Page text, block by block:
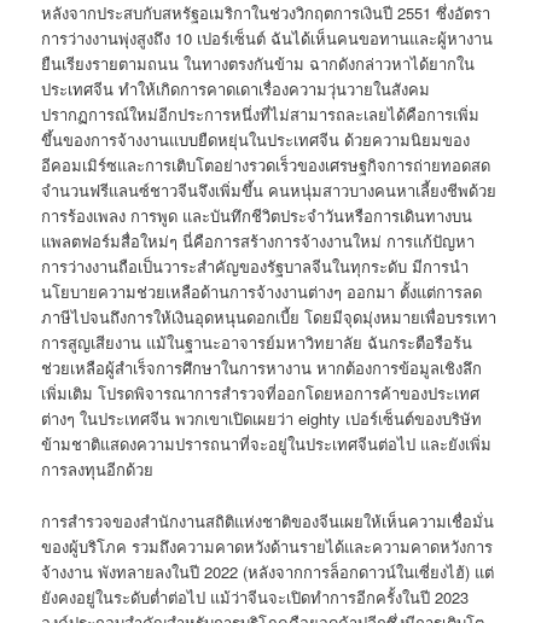
หลังจากประสบกับสหรัฐอเมริกาในช่วงวิกฤตการเงินปี 2551 ซึ่งอัตรา
การว่างงานพุ่งสูงถึง 10 เปอร์เซ็นต์ ฉันได้เห็นคนขอทานและผู้หางาน
ยืนเรียงรายตามถนน ในทางตรงกันข้าม ฉากดังกล่าวหาได้ยากใน
ประเทศจีน ทำให้เกิดการคาดเดาเรื่องความวุ่นวายในสังคม
ปรากฏการณ์ใหม่อีกประการหนึ่งที่ไม่สามารถละเลยได้คือการเพิ่ม
ขึ้นของการจ้างงานแบบยืดหยุ่นในประเทศจีน ด้วยความนิยมของ
อีคอมเมิร์ซและการเติบโตอย่างรวดเร็วของเศรษฐกิจการถ่ายทอดสด
จำนวนฟรีแลนซ์ชาวจีนจึงเพิ่มขึ้น คนหนุ่มสาวบางคนหาเลี้ยงชีพด้วย
การร้องเพลง การพูด และบันทึกชีวิตประจำวันหรือการเดินทางบน
แพลตฟอร์มสื่อใหม่ๆ นี่คือการสร้างการจ้างงานใหม่ การแก้ปัญหา
การว่างงานถือเป็นวาระสำคัญของรัฐบาลจีนในทุกระดับ มีการนำ
นโยบายความช่วยเหลือด้านการจ้างงานต่างๆ ออกมา ตั้งแต่การลด
ภาษีไปจนถึงการให้เงินอุดหนุนดอกเบี้ย โดยมีจุดมุ่งหมายเพื่อบรรเทา
การสูญเสียงาน แม้ในฐานะอาจารย์มหาวิทยาลัย ฉันกระตือรือร้น
ช่วยเหลือผู้สำเร็จการศึกษาในการหางาน หากต้องการข้อมูลเชิงลึก
เพิ่มเติม โปรดพิจารณาการสำรวจที่ออกโดยหอการค้าของประเทศ
ต่างๆ ในประเทศจีน พวกเขาเปิดเผยว่า eighty เปอร์เซ็นต์ของบริษัท
ข้ามชาติแสดงความปรารถนาที่จะอยู่ในประเทศจีนต่อไป และยังเพิ่ม
การลงทุนอีกด้วย
การสำรวจของสำนักงานสถิติแห่งชาติของจีนเผยให้เห็นความเชื่อมั่น
ของผู้บริโภค รวมถึงความคาดหวังด้านรายได้และความคาดหวังการ
จ้างงาน พังทลายลงในปี 2022 (หลังจากการล็อกดาวน์ในเซี่ยงไฮ้) แต่
ยังคงอยู่ในระดับต่ำต่อไป แม้ว่าจีนจะเปิดทำการอีกครั้งในปี 2023